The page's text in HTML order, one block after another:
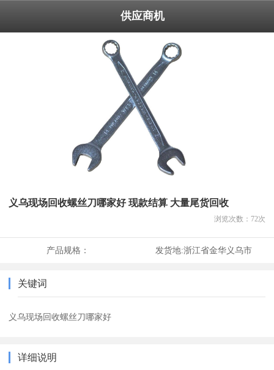
供应商机
义乌现场回收螺丝刀哪家好 现款结算 大量尾货回收
浏览次数： 72次
产品规格： 发货地:浙江省金华义乌市
关键词
义乌现场回收螺丝刀哪家好
详细说明